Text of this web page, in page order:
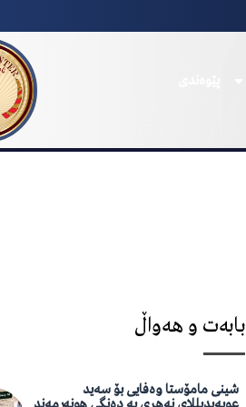
بابەت و هەواڵ
شینی مامۆستا وەفایی بۆ سەید